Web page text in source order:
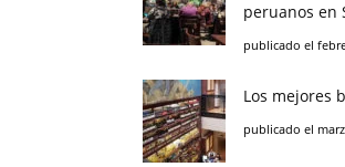
peruanos en
publicado el
Los mejores
publicado el